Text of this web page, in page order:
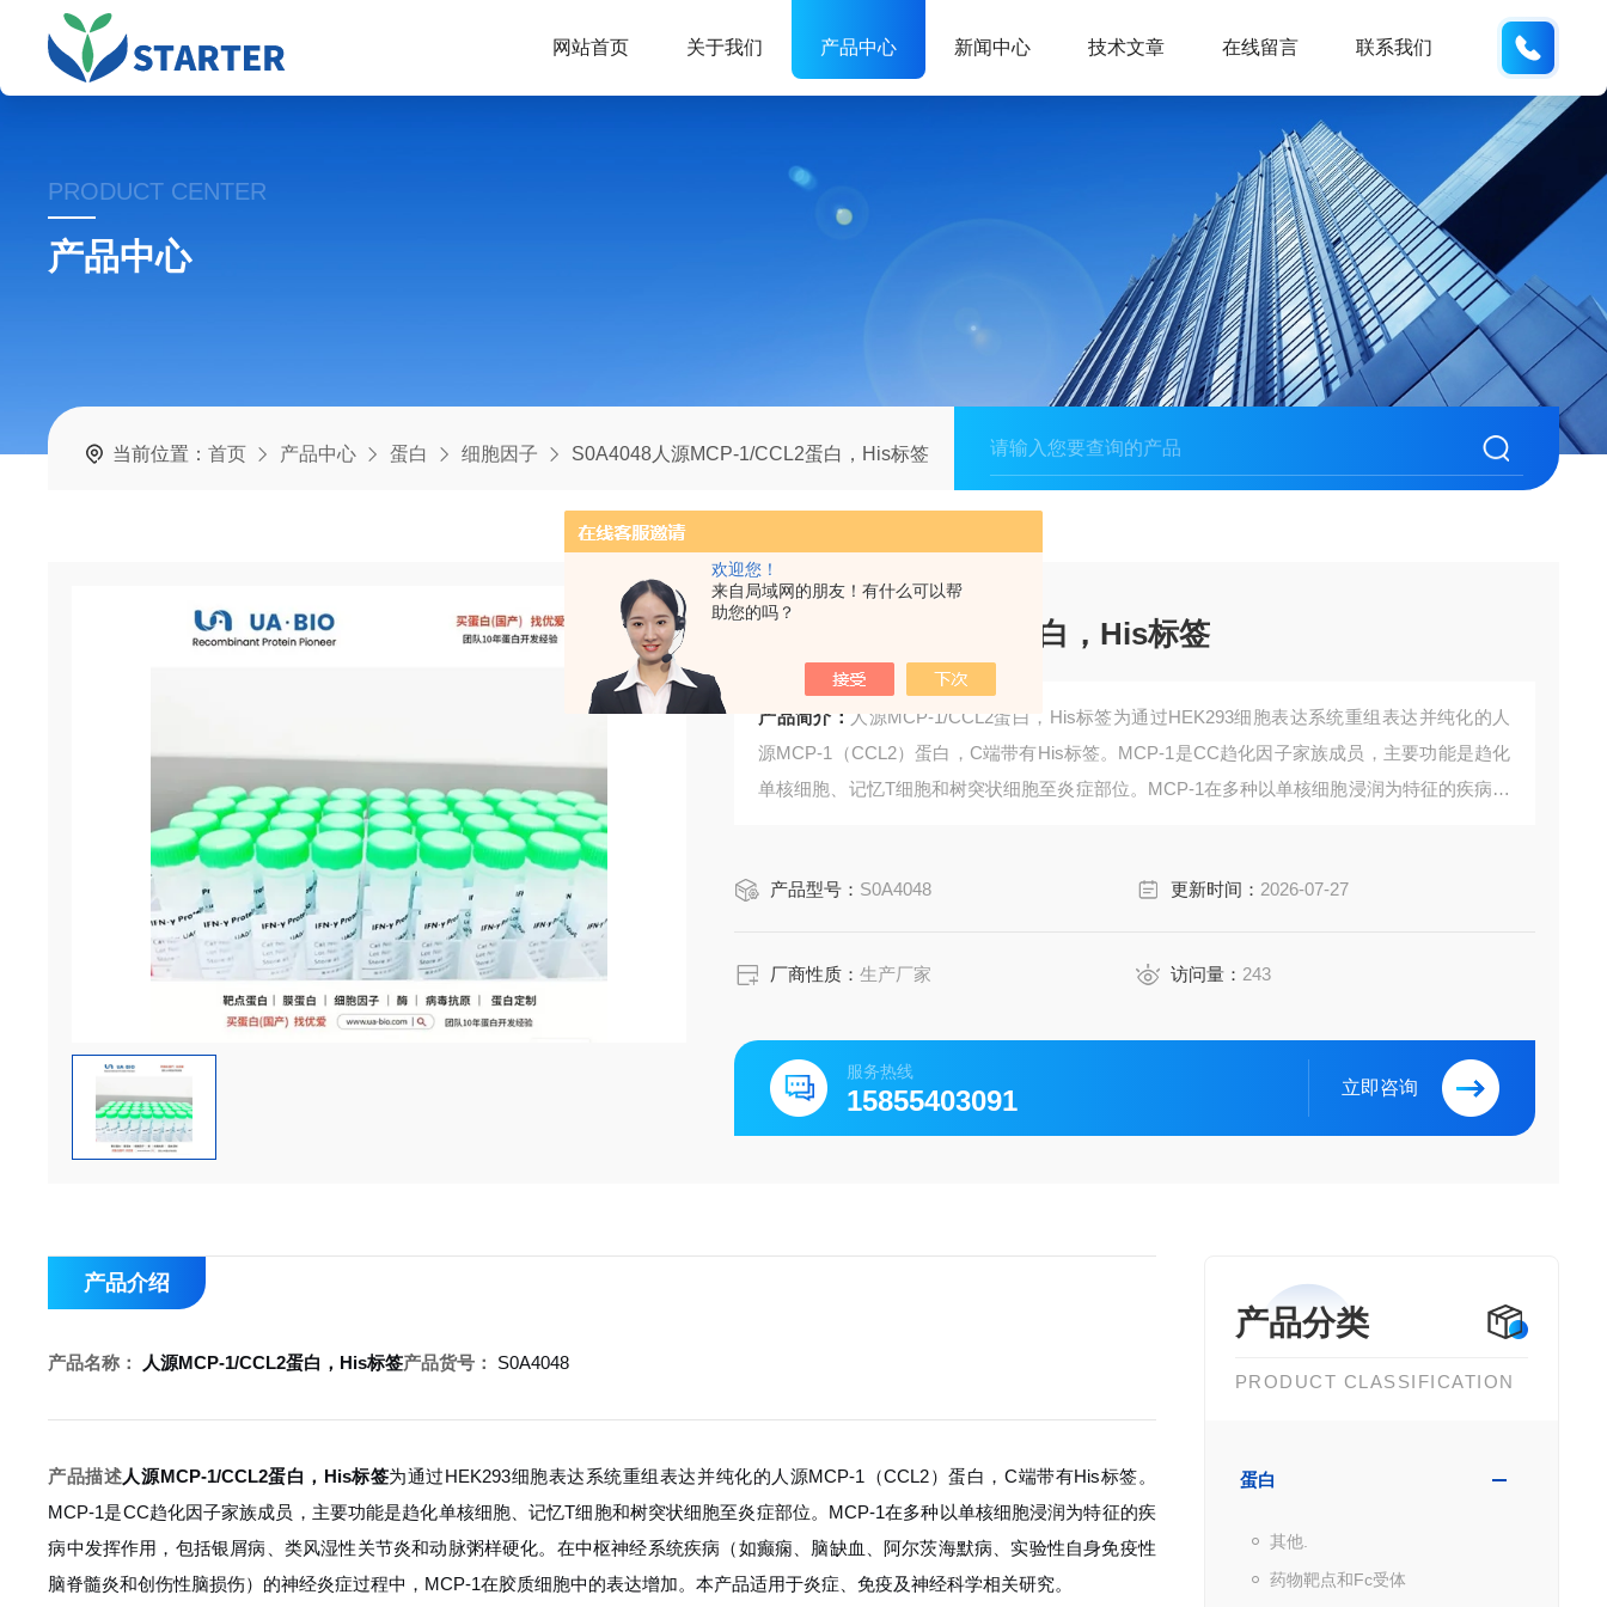
欢迎您！
来自局域网的朋友！有什么可以帮
助您的吗？
网站首页 关于我们 产品中心 新闻中心 技术文章 在线留言 联系我们
PRODUCT CENTER
产品中心
当前位置：首页 产品中心 蛋白 细胞因子 S0A4048人源MCP-1/CCL2蛋白，His标签
人源MCP-1/CCL2蛋白，His标签
产品简介： 人源MCP-1/CCL2蛋白，His标签为通过HEK293细胞表达系统重组表达并纯化的人
源MCP-1（CCL2）蛋白，C端带有His标签。MCP-1是CC趋化因子家族成员，主要功能是趋化
单核细胞、记忆T细胞和树突状细胞至炎症部位。MCP-1在多种以单核细胞浸润为特征的疾病中
产品型号： S0A4048 更新时间： 2026-07-27
厂商性质：生产厂家 访问量： 243
服务热线
15855403091 立即咨询
产品分类
PRODUCT CLASSIFICATION
蛋白
其他.
药物靶点和Fc受体
产品介绍
产品名称： 人源MCP-1/CCL2蛋白，His标签产品货号： S0A4048
产品描述人源MCP-1/CCL2蛋白，His标签为通过HEK293细胞表达系统重组表达并纯化的人源MCP-1（CCL2）蛋白，C端带有His标签。
MCP-1是CC趋化因子家族成员，主要功能是趋化单核细胞、记忆T细胞和树突状细胞至炎症部位。MCP-1在多种以单核细胞浸润为特征的疾
病中发挥作用，包括银屑病、类风湿性关节炎和动脉粥样硬化。在中枢神经系统疾病（如癫痫、脑缺血、阿尔茨海默病、实验性自身免疫性
脑脊髓炎和创伤性脑损伤）的神经炎症过程中，MCP-1在胶质细胞中的表达增加。本产品适用于炎症、免疫及神经科学相关研究。